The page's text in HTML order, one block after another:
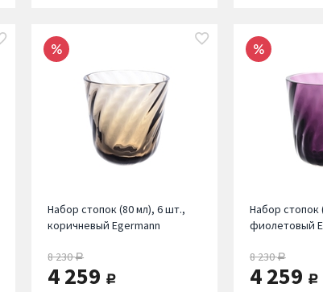
Набор стопок (80 мл), 6 шт.,
коричневый Egermann
8 230руб.
4 259 руб.
Набор стопок
фиолетовый
8 230руб.
4 259 руб.